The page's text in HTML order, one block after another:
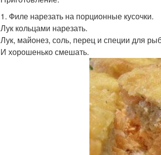
1. Филе нарезать на порционные кусочки.
Лук кольцами нарезать.
Лук, майонез, соль, перец и специи для
И хорошенько смешать.